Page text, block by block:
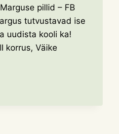
pillid – FB
tutvustavad ise
uudista kooli ka!
korrus, Väike